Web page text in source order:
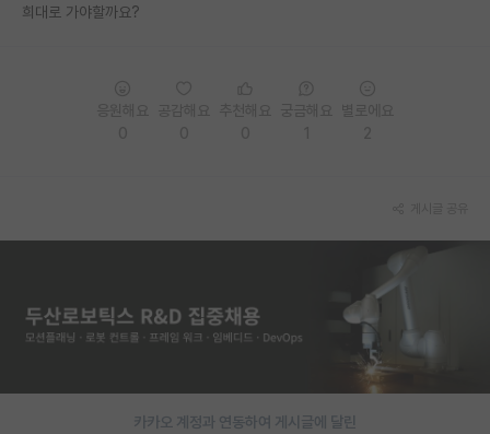
희대로 가야할까요?
카카오 계정과 연동하여 게시글에 달린